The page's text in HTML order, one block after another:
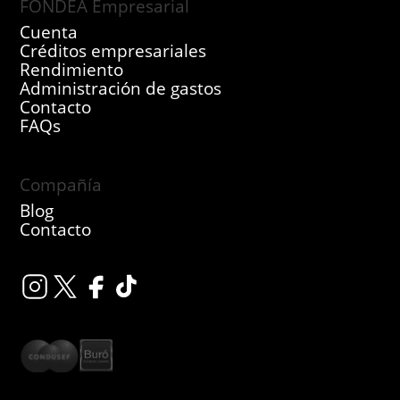
FONDEA Empresarial
Cuenta
Créditos empresariales
Rendimiento
Administración de gastos
Contacto
FAQs
Compañía
Blog
Contacto